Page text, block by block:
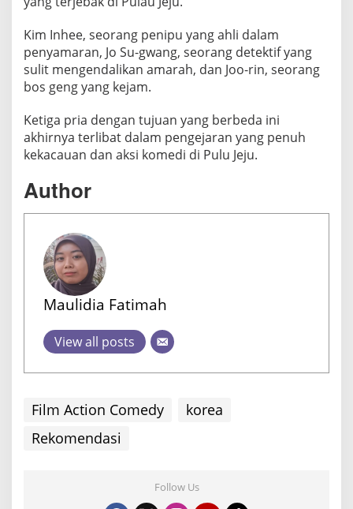
Kim Inhee, seorang penipu yang ahli dalam
penyamaran, Jo Su-gwang, seorang detektif yang
sulit mengendalikan amarah, dan Joo-rin, seorang
bos geng yang kejam.
Ketiga pria dengan tujuan yang berbeda ini
akhirnya terlibat dalam pengejaran yang penuh
kekacauan dan aksi komedi di Pulu Jeju.
Author
Maulidia Fatimah
View all posts
Film Action Comedy
korea
Rekomendasi
Follow Us